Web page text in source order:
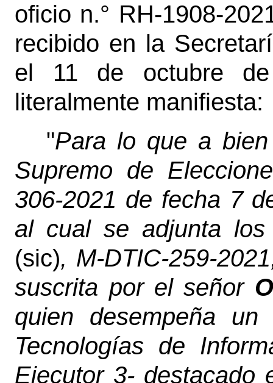
oficio n.° RH-1908-
recibido en la
el 11 de octubre
literalmente manifiesta:
"Para lo que a
Supremo de
306-2021 de fecha 7
al cual se adjunta los
(sic), M-DTIC-259-
suscrita por el señor
quien desempeña
Tecnologías de
Ejecutor 3- destacado